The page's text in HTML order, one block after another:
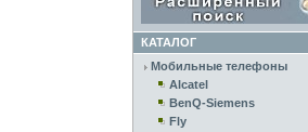
КАТАЛОГ
Мобильные телефоны
Alcatel
BenQ-Siemens
Fly